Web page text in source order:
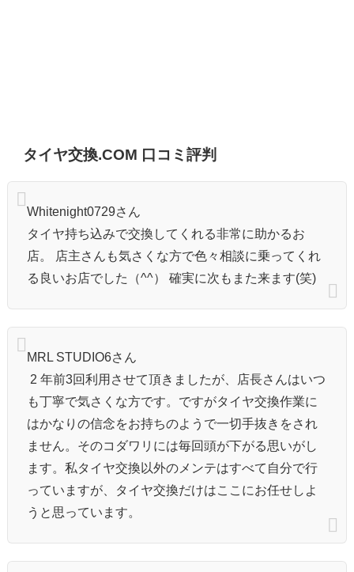
タイヤ交換.COM 口コミ評判
Whitenight0729さん
タイヤ持ち込みで交換してくれる非常に助かるお
店。 店主さんも気さくな方で色々相談に乗ってくれ
る良いお店でした（^^） 確実に次もまた来ます(笑)
MRL STUDIO6さん
2 年前3回利用させて頂きましたが、店長さんはいつ
も丁寧で気さくな方です。ですがタイヤ交換作業に
はかなりの信念をお持ちのようで一切手抜きをされ
ません。そのコダワリには毎回頭が下がる思いがし
ます。私タイヤ交換以外のメンテはすべて自分で行
っていますが、タイヤ交換だけはここにお任せしよ
うと思っています。